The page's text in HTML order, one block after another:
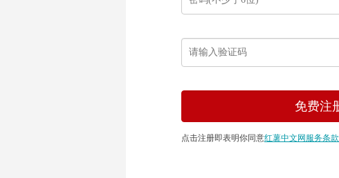
点击注册即表明你同意红薯中文网服务条款